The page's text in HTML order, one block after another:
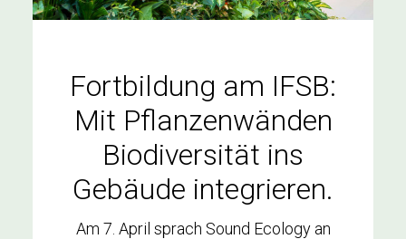
Fortbildung am IFSB:
Mit Pflanzenwänden
Biodiversität ins
Gebäude integrieren.
Am 7. April sprach Sound Ecology an